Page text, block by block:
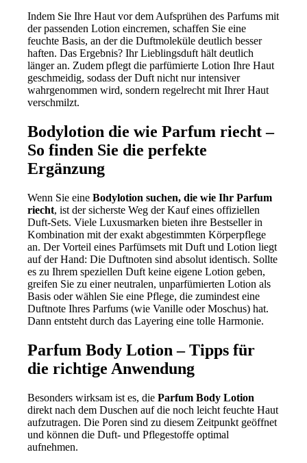
Indem Sie Ihre Haut vor dem Aufsprühen des Parfums mit
der passenden Lotion eincremen, schaffen Sie eine
feuchte Basis, an der die Duftmoleküle deutlich besser
haften. Das Ergebnis? Ihr Lieblingsduft hält deutlich
länger an. Zudem pflegt die parfümierte Lotion Ihre Haut
geschmeidig, sodass der Duft nicht nur intensiver
wahrgenommen wird, sondern regelrecht mit Ihrer Haut
verschmilzt.
Bodylotion die wie Parfum riecht –
So finden Sie die perfekte
Ergänzung
Wenn Sie eineBodylotion suchen, die wie Ihr Parfum
riecht, ist der sicherste Weg der Kauf eines offiziellen
Duft-Sets. Viele Luxusmarken bieten ihre Bestseller in
Kombination mit der exakt abgestimmten Körperpflege
an. Der Vorteil eines Parfümsets mit Duft und Lotion liegt
auf der Hand: Die Duftnoten sind absolut identisch. Sollte
es zu Ihrem speziellen Duft keine eigene Lotion geben,
greifen Sie zu einer neutralen, unparfümierten Lotion als
Basis oder wählen Sie eine Pflege, die zumindest eine
Duftnote Ihres Parfums (wie Vanille oder Moschus) hat.
Dann entsteht durch das Layering eine tolle Harmonie.
Parfum Body Lotion – Tipps für
die richtige Anwendung
Besonders wirksam ist es, dieParfum Body Lotion
direkt nach dem Duschen auf die noch leicht feuchte Haut
aufzutragen. Die Poren sind zu diesem Zeitpunkt geöffnet
und können die Duft- und Pflegestoffe optimal
aufnehmen.